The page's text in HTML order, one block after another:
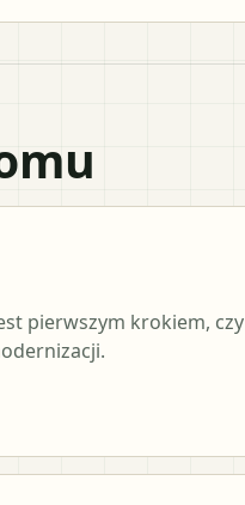
pierwszym krokiem, czy